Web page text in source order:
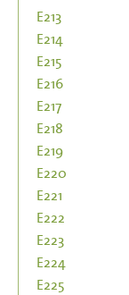
E213
E214
E215
E216
E217
E218
E219
E220
E221
E222
E223
E224
E225